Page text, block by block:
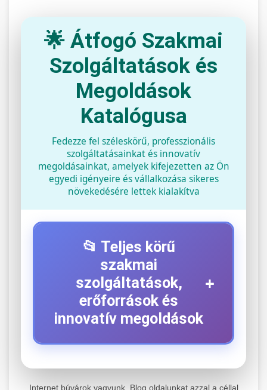
🌟 Átfogó Szakmai
Szolgáltatások és
Megoldások
Katalógusa
Fedezze fel széleskörű, professzionális
szolgáltatásainkat és innovatív
megoldásainkat, amelyek kifejezetten az Ön
egyedi igényeire és vállalkozása sikeres
növekedésére lettek kialakítva
📂 Teljes körű
szakmai
szolgáltatások,
erőforrások és
innovatív megoldások
+
+
Internet búvárok vagyunk. Blog oldalunkat azzal a céllal